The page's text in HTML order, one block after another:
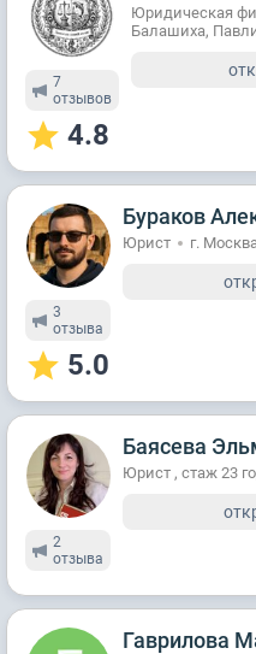
7
отзывов
4.8
Юридическая
Балашиха,
3
отзывa
5.0
Бураков
Юрист г.
2
отзывa
Баясева
Юрист , стаж 23
Гаврилова